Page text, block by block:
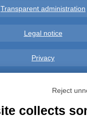
Transparent administration
Legal notice
Privacy
Complaints
Reject
collects